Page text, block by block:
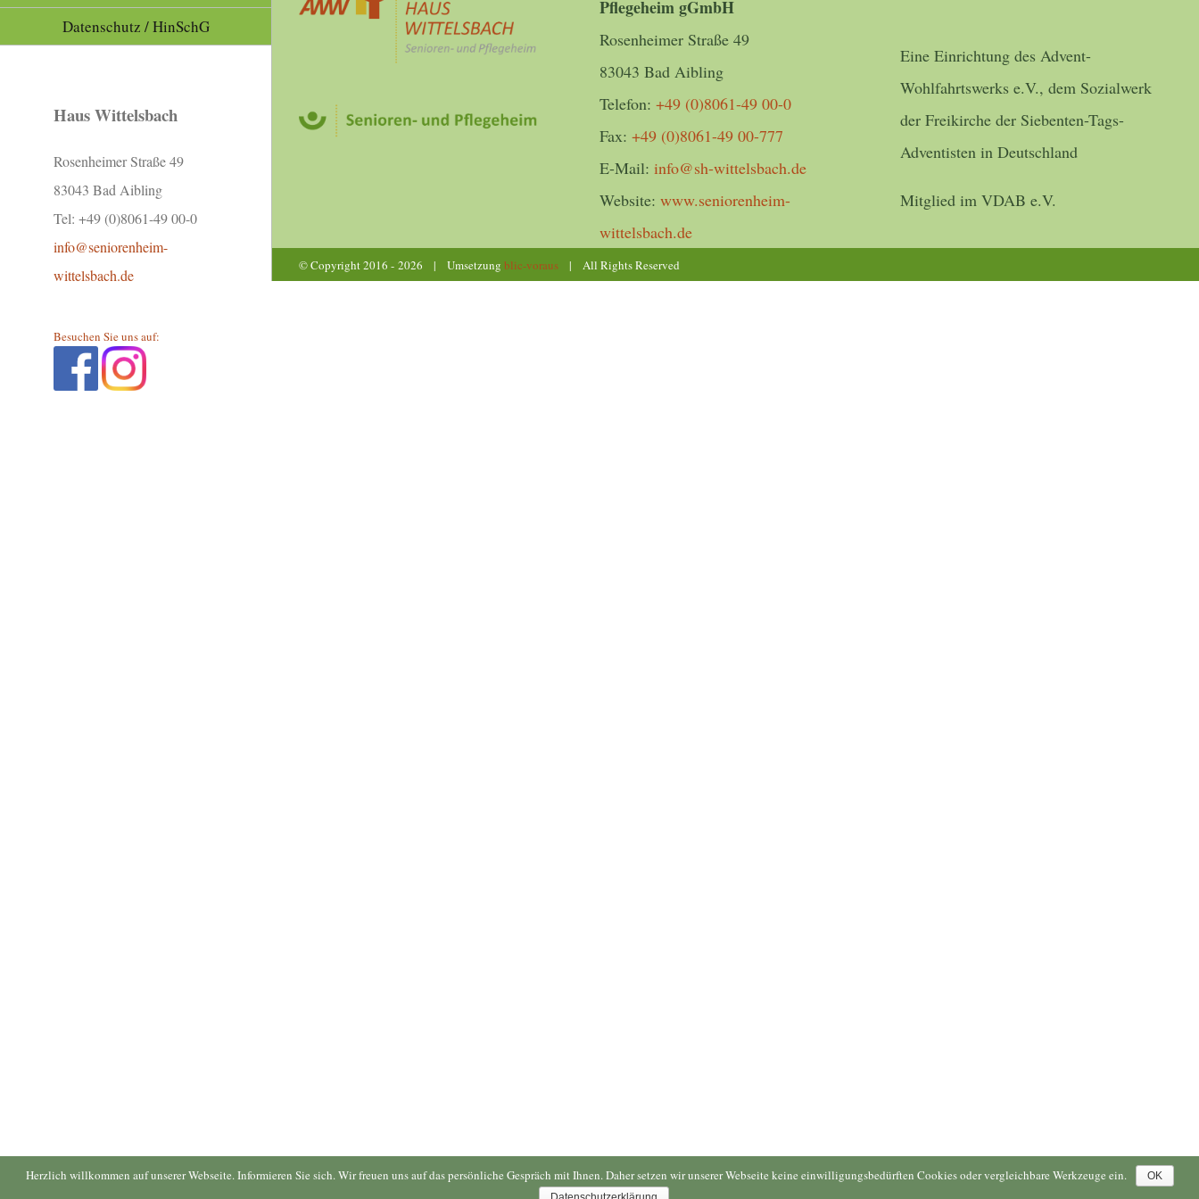
Datenschutz / HinSchG
Haus Wittelsbach
Rosenheimer Straße 49
83043 Bad Aibling
Tel: +49 (0)8061-49 00-0
info@seniorenheim-
wittelsbach.de
Besuchen Sie uns auf:
Pflegeheim gGmbH
Rosenheimer Straße 49
83043 Bad Aibling
Telefon: +49 (0)8061-49 00-0
Fax: +49 (0)8061-49 00-777
E-Mail: info@sh-wittelsbach.de
Website: www.seniorenheim-
wittelsbach.de
Eine Einrichtung des Advent-
Wohlfahrtswerks e.V., dem Sozialwerk
der Freikirche der Siebenten-Tags-
Adventisten in Deutschland
Mitglied im VDAB e.V.
© Copyright 2016 - 2026 | Umsetzung blic-voraus | All Rights Reserved
Herzlich willkommen auf unserer Webseite. Informieren Sie sich. Wir freuen uns auf das persönliche Gespräch mit Ihnen. Daher setzen wir unserer Webseite keine einwilligungsbedürften Cookies oder vergleichbare Werkzeuge ein.
OK